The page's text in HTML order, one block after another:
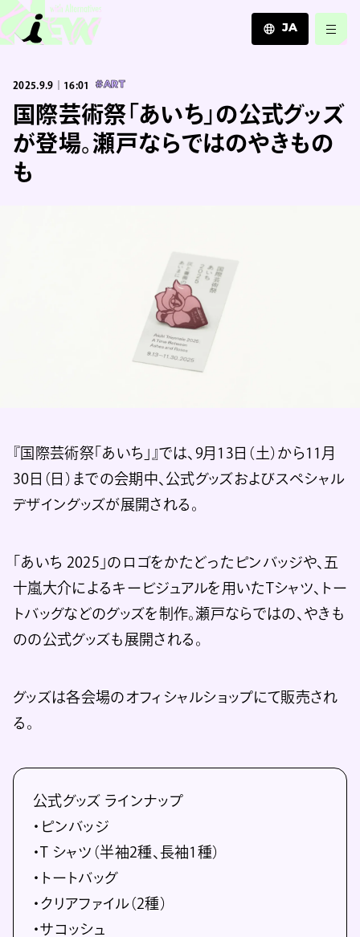
JA
ZH
2025.9.9｜16:01 #ART
国際芸術祭「あいち」の公式グッズ
が登場。瀬戸ならではのやきもの
も
『国際芸術祭「あいち」』では、9月13日（土）から11月
30日（日）までの会期中、公式グッズおよびスペシャル
デザイングッズが展開される。
「あいち 2025」のロゴをかたどったピンバッジや、五
十嵐大介によるキービジュアルを用いたTシャツ、トー
トバッグなどのグッズを制作。瀬戸ならではの、やきも
のの公式グッズも展開される。
グッズは各会場のオフィシャルショップにて販売され
る。
公式グッズ ラインナップ
・ピンバッジ
・T シャツ（半袖2種、長袖1種）
・トートバッグ
・クリアファイル（2種）
・サコッシュ